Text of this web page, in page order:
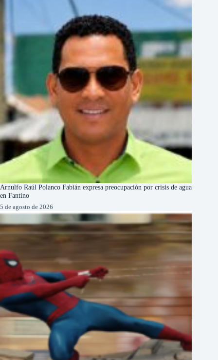
Arnulfo Raúl Polanco Fabián expresa preocupación por crisis de agua
en Fantino
5 de agosto de 2026